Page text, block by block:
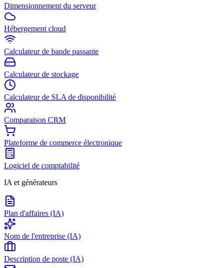
Dimensionnement du serveur
Hébergement cloud
Calculateur de bande passante
Calculateur de stockage
Calculateur de SLA de disponibilité
Comparaison CRM
Plateforme de commerce électronique
Logiciel de comptabilité
IA et générateurs
Plan d'affaires (IA)
Nom de l'entreprise (IA)
Description de poste (IA)